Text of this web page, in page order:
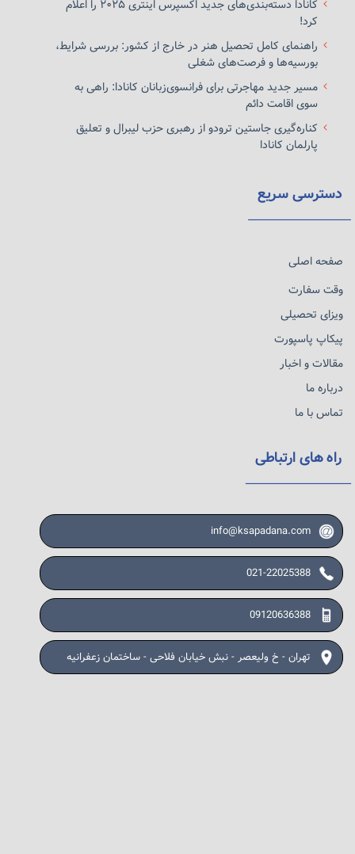
کانادا دسته‌بندی‌های جدید اکسپرس اینتری ۲۰۲۵ را اعلام
کرد!
راهنمای کامل تحصیل هنر در خارج از کشور: بررسی شرایط،
بورسیه‌ها و فرصت‌های شغلی
مسیر جدید مهاجرتی برای فرانسوی‌زبانان کانادا: راهی به
سوی اقامت دائم
کناره‌گیری جاستین ترودو از رهبری حزب لیبرال و تعلیق
پارلمان کانادا
دسترسی سریع
صفحه اصلی
وقت سفارت
ویزای تحصیلی
پیکاپ پاسپورت
مقالات و اخبار
درباره ما
تماس با ما
راه های ارتباطی
info@ksapadana.com
021-22025388
09120636388
تهران - خ ولیعصر - نبش خیابان فلاحی - ساختمان زعفرانیه